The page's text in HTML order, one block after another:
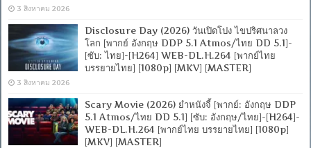
3 สิงหาคม 2026
Disclosure Day (2026) วันเปิดโปง ไขปริศนาลวง
โลก [พากย์ อังกฤษ DDP 5.1 Atmos/ไทย DD 5.1]-
[ซับ: ไทย]-[H264] WEB-DL.H.264 [พากย์ไทย
บรรยายไทย] [1080p] [MKV] [MASTER]
3 สิงหาคม 2026
Scary Movie (2026) ยำหนังจี้ [พากย์: อังกฤษ DDP
5.1 Atmos/ไทย DD 5.1] [ซับ: อังกฤษ/ไทย]-[H264]-
WEB-DL.H.264 [พากย์ไทย บรรยายไทย] [1080p]
[MKV] [MASTER]